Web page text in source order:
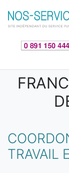
Aller au contenu
TRAVAIL